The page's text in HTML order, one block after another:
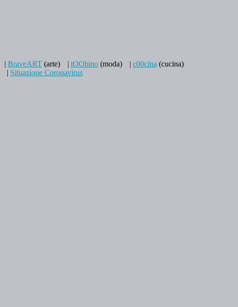
| BraveART (arte) | tOObino (moda) | c00cina (cucina)
| Situazione Coronavirus